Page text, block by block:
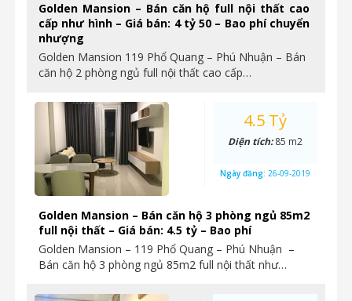
Golden Mansion – Bán căn hộ full nội thất cao
cấp như hình – Giá bán: 4 tỷ 50 – Bao phí chuyển
nhượng
Golden Mansion 119 Phổ Quang – Phú Nhuận – Bán
căn hộ 2 phòng ngủ full nội thất cao cấp…
Golden Mansion – Bán căn hộ 3 phòng ngủ 85m2
full nội thất – Giá bán: 4.5 tỷ – Bao phí
Golden Mansion – 119 Phổ Quang – Phú Nhuận –
Bán căn hộ 3 phòng ngủ 85m2 full nội thất như…
4.5 Tỷ
Diện tích:85 m2
Ngày đăng: 26-09-2019